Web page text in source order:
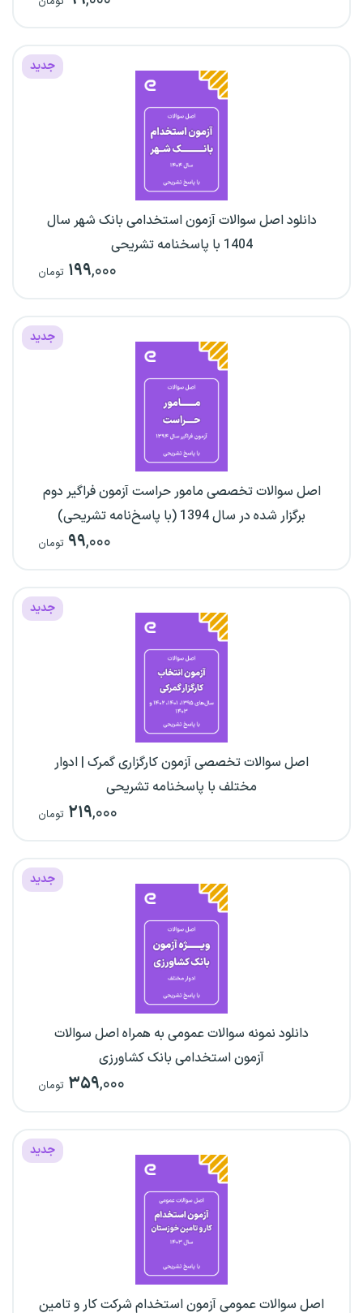
جدید
دانلود اصل سوالات آزمون استخدامی بانک شهر سال
1404 با پاسخنامه تشریحی
۱۹۹,۰۰۰ تومان
جدید
اصل سوالات تخصصی مامور حراست آزمون فراگیر دوم
برگزار شده در سال 1394 (با پاسخ‌نامه تشریحی)
۹۹,۰۰۰ تومان
جدید
اصل سوالات تخصصی آزمون کارگزاری گمرک | ادوار
مختلف با پاسخنامه تشریحی
۲۱۹,۰۰۰ تومان
جدید
دانلود نمونه سوالات عمومی به همراه اصل سوالات
آزمون استخدامی بانک کشاورزی
۳۵۹,۰۰۰ تومان
جدید
اصل سوالات عمومی آزمون استخدام شرکت کار و تامین